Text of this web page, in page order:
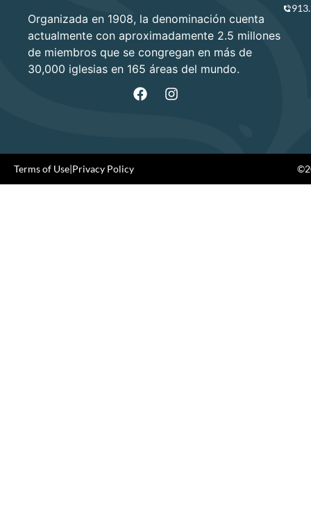
Organizada en 1908, la denominación cuenta
actualmente con aproximadamente 2.5 millones
de miembros que se congregan en más de
30,000 iglesias en 165 áreas del mundo.
Terms of Use|Privacy Policy